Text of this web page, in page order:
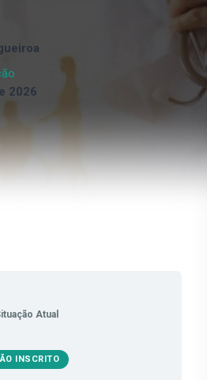
2026
Atual
INSCRITO